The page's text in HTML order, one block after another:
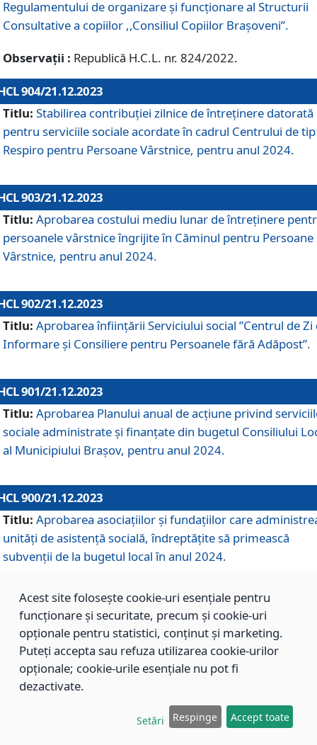
Regulamentului de organizare şi funcţionare al Structurii
Consultative a copiilor ,,Consiliul Copiilor Braşoveni”.
Observații : Republică H.C.L. nr. 824/2022.
904/21.12.2023
Titlu: Stabilirea contribuţiei zilnice de întreținere datorată
pentru serviciile sociale acordate în cadrul Centrului de tip
Respiro pentru Persoane Vârstnice, pentru anul 2024.
903/21.12.2023
Titlu: Aprobarea costului mediu lunar de întreţinere
persoanele vârstnice îngrijite în Căminul pentru Persoane
Vârstnice, pentru anul 2024.
902/21.12.2023
Titlu: Aprobarea înființării Serviciului social ”Centrul de Zi
Informare și Consiliere pentru Persoanele fără Adăpost”.
901/21.12.2023
Titlu: Aprobarea Planului anual de acțiune privind
sociale administrate și finanțate din bugetul Consiliului
al Municipiului Brașov, pentru anul 2024.
900/21.12.2023
Titlu: Aprobarea asociațiilor şi fundațiilor care
unități de asistenţă socială, îndreptăţite să primească
subvenţii de la bugetul local în anul 2024.
899/21.12.2023
Aprobarea standardelor de cost pentru serviciile
sociale furnizate în cadrul Direcției de Asistență Socială
Brașov, pentru anul 2024.
Modificarea Anexei la H.C.L. nr. 91 din 09.02.2018,
Acest site folosește cookie-uri esențiale pentru
funcționare și securitate, precum și cookie-uri
opționale pentru statistici, conținut și marketing.
Puteți accepta sau refuza utilizarea cookie-urilor
opționale; cookie-urile esențiale nu pot fi
dezactivate.
Setări Respinge Accept toate